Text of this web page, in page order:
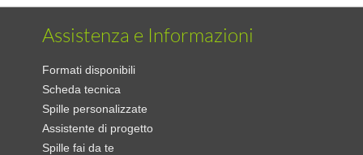
Assistenza e Informazioni
Formati disponibili
Scheda tecnica
Spille personalizzate
Assistente di progetto
Spille fai da te